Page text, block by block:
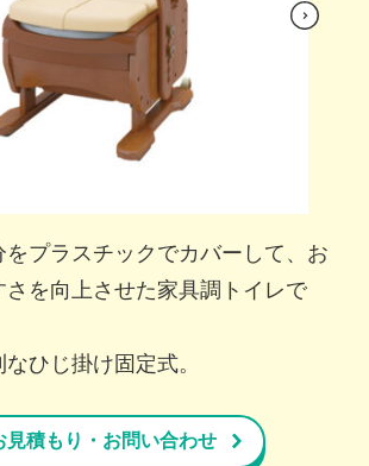
Nex
t
プラスチックでカバーして、お
を向上させた家具調トイレで
ひじ掛け固定式。
見積もり・お問い合わせ